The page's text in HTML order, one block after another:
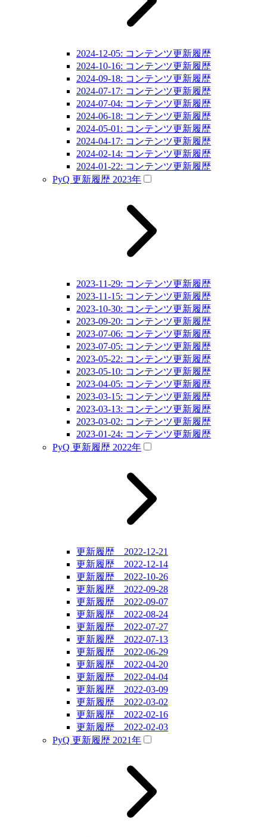
2024-12-05: コンテンツ更新履歴
2024-10-16: コンテンツ更新履歴
2024-09-18: コンテンツ更新履歴
2024-07-17: コンテンツ更新履歴
2024-07-04: コンテンツ更新履歴
2024-06-18: コンテンツ更新履歴
2024-05-01: コンテンツ更新履歴
2024-04-17: コンテンツ更新履歴
2024-02-14: コンテンツ更新履歴
2024-01-22: コンテンツ更新履歴
PyQ 更新履歴 2023年
2023-11-29: コンテンツ更新履歴
2023-11-15: コンテンツ更新履歴
2023-10-30: コンテンツ更新履歴
2023-09-20: コンテンツ更新履歴
2023-07-06: コンテンツ更新履歴
2023-07-05: コンテンツ更新履歴
2023-05-22: コンテンツ更新履歴
2023-05-10: コンテンツ更新履歴
2023-04-05: コンテンツ更新履歴
2023-03-15: コンテンツ更新履歴
2023-03-13: コンテンツ更新履歴
2023-03-02: コンテンツ更新履歴
2023-01-24: コンテンツ更新履歴
PyQ 更新履歴 2022年
更新履歴 2022-12-21
更新履歴 2022-12-14
更新履歴 2022-10-26
更新履歴 2022-09-28
更新履歴 2022-09-07
更新履歴 2022-08-24
更新履歴 2022-07-27
更新履歴 2022-07-13
更新履歴 2022-06-29
更新履歴 2022-04-20
更新履歴 2022-04-04
更新履歴 2022-03-09
更新履歴 2022-03-02
更新履歴 2022-02-16
更新履歴 2022-02-03
PyQ 更新履歴 2021年